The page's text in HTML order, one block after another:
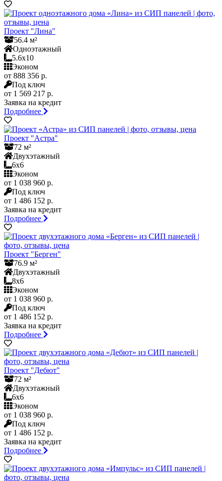
Проект "Лина"
56.4 м²
Одноэтажный
5.6x10
Эконом
от 888 356 р.
Под ключ
от 1 569 217 р.
Заявка на кредит
Подробнее
Проект "Астра"
72 м²
Двухэтажный
6x6
Эконом
от 1 038 960 р.
Под ключ
от 1 486 152 р.
Заявка на кредит
Подробнее
Проект "Берген"
76.9 м²
Двухэтажный
8x6
Эконом
от 1 038 960 р.
Под ключ
от 1 486 152 р.
Заявка на кредит
Подробнее
Проект "Дебют"
72 м²
Двухэтажный
6x6
Эконом
от 1 038 960 р.
Под ключ
от 1 486 152 р.
Заявка на кредит
Подробнее